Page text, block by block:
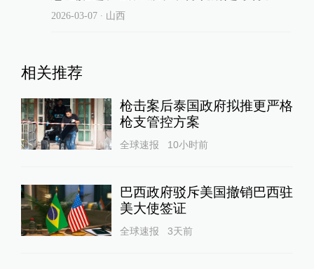
2026-03-07∙ 山西
相关推荐
枪击案后泰国政府拟推更严格
枪支管控方案
全球速报 10小时前
巴西政府驳斥美国撤销巴西驻
美大使签证
全球速报 3天前